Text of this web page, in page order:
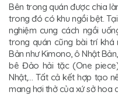
Bên trong quán được chia
trong đó có khu ngồi bệt.
nghiệm cung cách ngồi
trong quán cũng bài trí khá
Bản như Kimono, ô Nhật
bê Đảo hải tặc (One
Nhật,… Tất cả kết hợp tạo
mang hơi thở của xứ sở hoa